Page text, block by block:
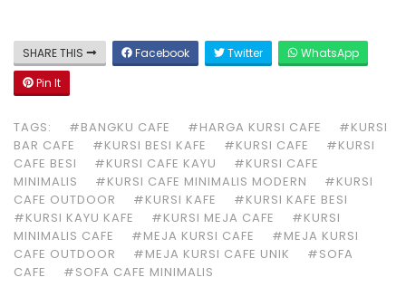
SHARE THIS Facebook Twitter
WhatsApp
Pin It
TAGS: #BANGKU CAFE #HARGA KURSI CAFE
#KURSI
BAR CAFE
#KURSI BESI KAFE #KURSI CAFE
#KURSI
CAFE BESI
#KURSI CAFE KAYU
#KURSI CAFE
MINIMALIS
#KURSI CAFE MINIMALIS MODERN
#KURSI
CAFE OUTDOOR
#KURSI KAFE
#KURSI KAFE BESI
#KURSI KAYU KAFE
#KURSI MEJA CAFE
#KURSI
MINIMALIS CAFE
#MEJA KURSI CAFE
#MEJA KURSI
CAFE OUTDOOR
#MEJA KURSI CAFE UNIK
#SOFA
CAFE
#SOFA CAFE MINIMALIS